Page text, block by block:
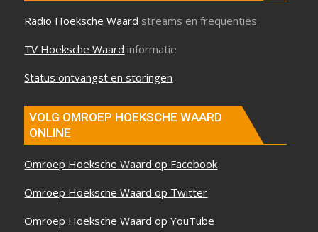
Radio Hoeksche Waard streams en frequenties
TV Hoeksche Waard informatie
Status ontvangst en storingen
VOLG OMROEP HOEKSCHE WAARD
ONLINE
Omroep Hoeksche Waard op Facebook
Omroep Hoeksche Waard op Twitter
Omroep Hoeksche Waard op YouTube